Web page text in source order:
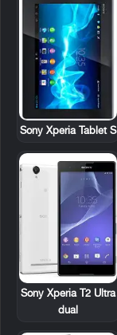
Sony Xperia Tablet S
Sony Xperia T2 Ultra
dual